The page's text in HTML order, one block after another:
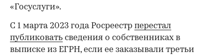
«Госуслуги».
С 1 марта 2023 года Росреестр перестал
публиковать сведения о собственниках в
выписке из ЕГРН, если ее заказывали третьи